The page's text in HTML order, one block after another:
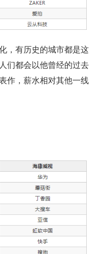
，有历史的城市都是这
们都会以他曾经的过去
作，薪水相对其他一线